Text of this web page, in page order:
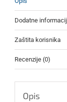
Dodatne
Zaštita korisnika
Recenzije (0)
Opis